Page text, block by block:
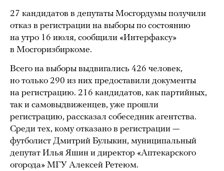
27 кандидатов в депутаты Мосгордумы получили
отказ в регистрации на выборы по состоянию
на утро 16 июля, сообщили «Интерфаксу»
в Мосгоризбиркоме.
Всего на выборы выдвигались 426 человек,
но только 290 из них предоставили документы
на регистрацию. 216 кандидатов, как партийных,
так и самовыдвиженцев, уже прошли
регистрацию, рассказал собеседник агентства.
Среди тех, кому отказано в регистрации —
футболист Дмитрий Булыкин, муниципальный
депутат Илья Яшин и директор «Аптекарского
огорода» МГУ Алексей Ретеюм.